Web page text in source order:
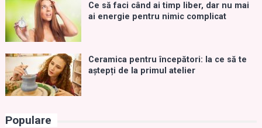
Ce să faci când ai timp liber, dar nu mai
ai energie pentru nimic complicat
Ceramica pentru începători: la ce să te
aștepți de la primul atelier
Populare